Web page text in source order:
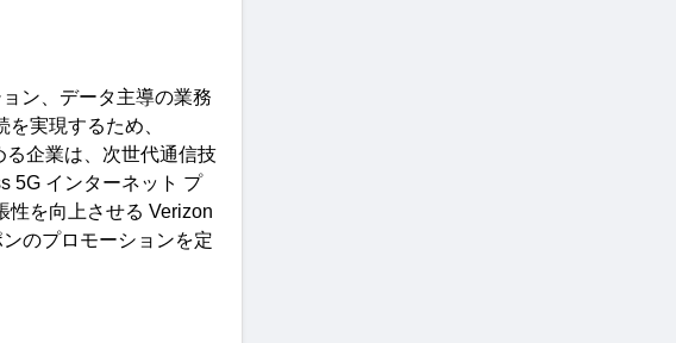
ン、データ主導の業務
実現するため、
企業は、次世代通信技
5G インターネット プ
性を向上させる Verizon
のプロモーションを定